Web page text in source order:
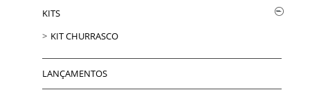
KITS
KIT CHURRASCO
LANÇAMENTOS